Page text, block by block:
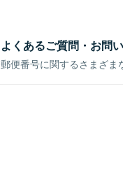
よくあるご質問・お問
郵便番号に関するさまざま